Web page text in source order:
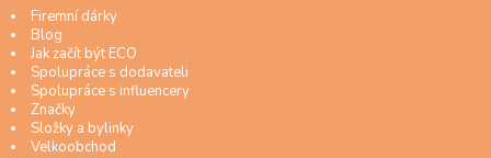
Firemní dárky
Blog
Jak začít být ECO
Spolupráce s dodavateli
Spolupráce s influencery
Značky
Složky a bylinky
Velkoobchod